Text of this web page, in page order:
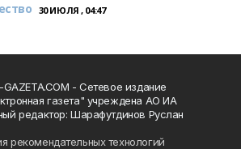
30 ИЮЛЯ , 04:47
- Сетевое издание
газета" учреждена АО ИА
редактор: Шарафутдинов Руслан
рекомендательных технологий